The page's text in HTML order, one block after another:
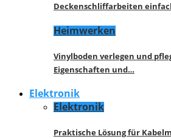
Deckenschliffarbeiten
Heimwerken
Vinylboden verlegen und
Eigenschaften und…
Elektronik
Elektronik
Praktische Lösung für